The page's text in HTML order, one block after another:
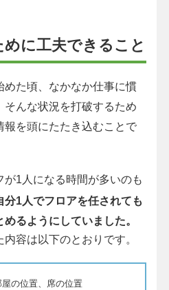
に工夫できること
た頃、なかなか仕事に慣
そんな状況を打破するため
報を頭にたたき込むことで
1人になる時間が多いのも
分1人でフロアを任されても
るようにしていました。
容は以下のとおりです。
屋の位置、席の位置